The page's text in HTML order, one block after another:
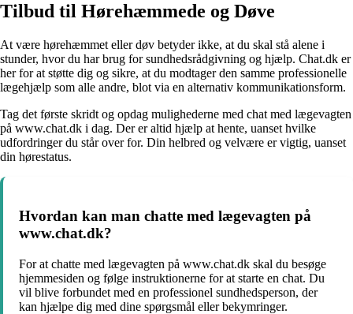
Tilbud til Hørehæmmede og Døve
At være hørehæmmet eller døv betyder ikke, at du skal stå alene i
stunder, hvor du har brug for sundhedsrådgivning og hjælp. Chat.dk er
her for at støtte dig og sikre, at du modtager den samme professionelle
lægehjælp som alle andre, blot via en alternativ kommunikationsform.
Tag det første skridt og opdag mulighederne med chat med lægevagten
på www.chat.dk i dag. Der er altid hjælp at hente, uanset hvilke
udfordringer du står over for. Din helbred og velvære er vigtig, uanset
din hørestatus.
Hvordan kan man chatte med lægevagten på
www.chat.dk?
For at chatte med lægevagten på www.chat.dk skal du besøge
hjemmesiden og følge instruktionerne for at starte en chat. Du
vil blive forbundet med en professionel sundhedsperson, der
kan hjælpe dig med dine spørgsmål eller bekymringer.